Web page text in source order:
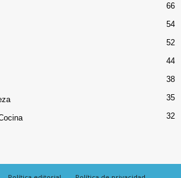
66
54
52
44
38
35
32